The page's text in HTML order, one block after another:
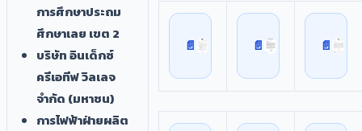
การศึกษาประถม
ศึกษาเลย เขต 2
บริษัท อินเด็กซ์
ครีเอทีฟ วิลเลจ
จำกัด (มหาชน)
การไฟฟ้าฝ่ายผลิต